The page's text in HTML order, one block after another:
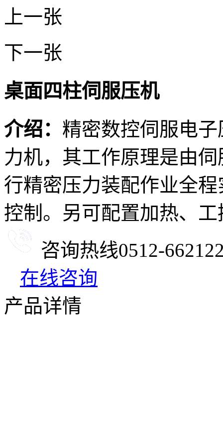
上一张
下一张
桌面四柱伺服压机
介绍： 精密数控伺服电
力机，其工作原理是由
行精密压力装配作业全
控制。另可配置加热、
咨询热线0512-
在线咨询
产品详情